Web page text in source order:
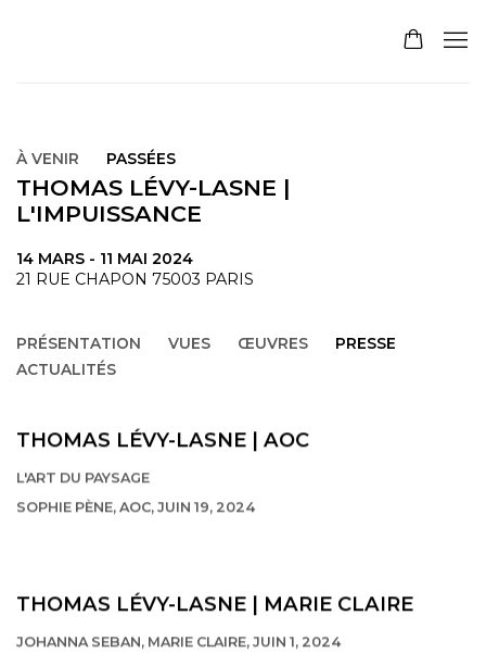
À VENIR PASSÉES
THOMAS LÉVY-LASNE |
L'IMPUISSANCE
14 MARS - 11 MAI 2024
21 RUE CHAPON 75003 PARIS
PRÉSENTATION VUES ŒUVRES
PRESSE
ACTUALITÉS
THOMAS LÉVY-LASNE | AOC
L'ART DU PAYSAGE
SOPHIE PÈNE, AOC, JUIN 19, 2024
THOMAS LÉVY-LASNE | MARIE CLAIRE
JOHANNA SEBAN, MARIE CLAIRE, JUIN 1, 2024